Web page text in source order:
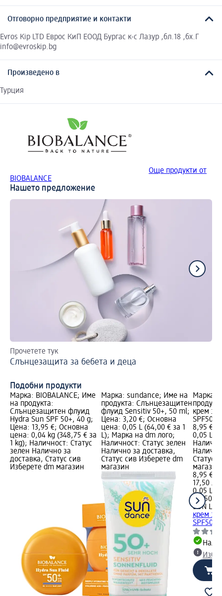
Отговорно предприятие и контакти
Evros Kip LTD Eврос КиП ЕООД Бургас к-с Лазур ,бл.18 ,бх.Г
info@evroskip.bg
Произведено в
Турция
Още продукти от
BIOBALANCE
Нашето предложение
Прочетете тук
Слънцезащита за бебета и деца
Подобни продукти
Марка: BIOBALANCE; Име
на продукта:
Слънцезащитен флуид
Hydra Sun SPF 50+, 40 g;
Цена: 13,95 €; Основна
цена: 0,04 kg (348,75 € за
1 kg); Наличност: Статус
зелен Налично за
доставка, Статус сив
Изберете dm магазин
Марка: sundance; Име на
продукта: Слънцезащитен
флуид Sensitiv 50+, 50 ml;
Цена: 3,20 €; Основна
цена: 0,05 L (64,00 € за 1
L); Марка на dm лого;
Наличност: Статус зелен
Налично за доставка,
Статус сив Изберете dm
магазин
Марка:
крем за
SPF50,
8,95 €;
0,05 L
Статус
магазин
8,95 €
17,50 лв.
0,05 L
L
SUN LIKE
крем за
SPF50,